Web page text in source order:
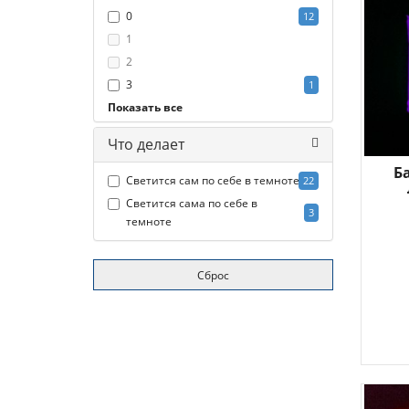
0 12
1
2
3
1
4
5 2
Показать все
Что делает
Светится сам по себе в темноте 22
Светится сама по себе в
темноте
3
Сброс